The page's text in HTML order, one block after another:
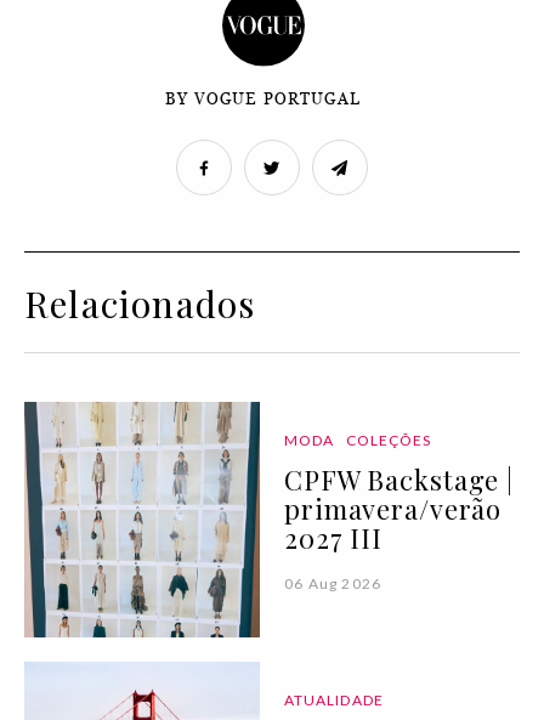
BY VOGUE PORTUGAL
Relacionados
MODA COLEÇÕES
CPFW Backstage |
primavera/verão
2027 III
06 Aug 2026
ATUALIDADE